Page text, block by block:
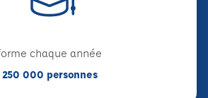
chaque année
250 000 personnes